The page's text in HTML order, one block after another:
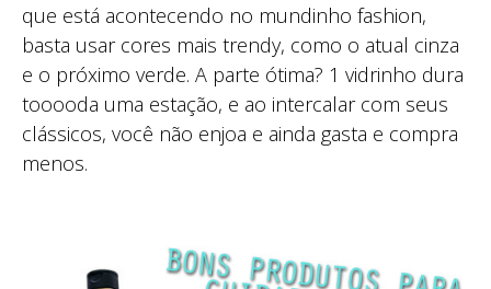
que está acontecendo no mundinho fashion,
basta usar cores mais trendy, como o atual cinza
e o próximo verde. A parte ótima? 1 vidrinho dura
tooooda uma estação, e ao intercalar com seus
clássicos, você não enjoa e ainda gasta e compra
menos.